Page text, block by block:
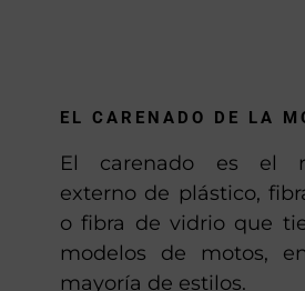
EL CARENADO DE LA
El carenado es el
externo de plástico,
o fibra de vidrio que
modelos de motos,
mayoría de estilos.